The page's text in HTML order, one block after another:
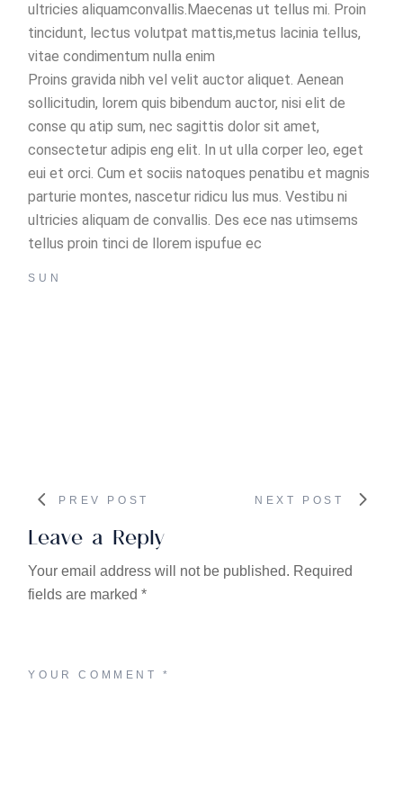
ultricies aliquamconvallis.Maecenas ut tellus mi. Proin
tincidunt, lectus volutpat mattis,metus lacinia tellus,
vitae condimentum nulla enim
Proins gravida nibh vel velit auctor aliquet. Aenean
sollicitudin, lorem quis bibendum auctor, nisi elit de
conse qu atip sum, nec sagittis dolor sit amet,
consectetur adipis eng elit. In ut ulla corper leo, eget
eui et orci. Cum et sociis natoques penatibu et magnis
parturie montes, nascetur ridicu lus mus. Vestibu ni
ultricies aliquam de convallis. Des ece nas utimsems
tellus proin tinci de llorem ispufue ec
SUN
PREV POST NEXT POST
Leave a Reply
Your email address will not be published. Required
fields are marked*